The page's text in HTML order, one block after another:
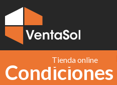
Tienda online